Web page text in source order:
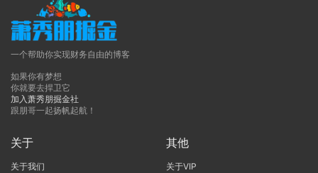
一个帮助你实现财务自由的博客
如果你有梦想
你就要去捍卫它
加入萧秀朋掘金社
跟朋哥一起扬帆起航！
关于
关于我们
其他
关于VIP